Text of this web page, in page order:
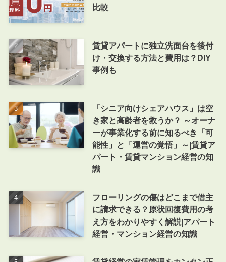
比較
賃貸アパートに独立洗面台を後付
け・交換する方法と費用は？DIY
事例も
「シニア向けシェアハウス」は空
き家と高齢者を救うか？ ～オーナ
ーが事業化する前に知るべき「可
能性」と「運営の覚悟」～|賃貸ア
パート・賃貸マンション経営の知
識
フローリングの傷はどこまで借主
に請求できる？原状回復費用の考
え方をわかりやすく解説|アパート
経営・マンション経営の知識